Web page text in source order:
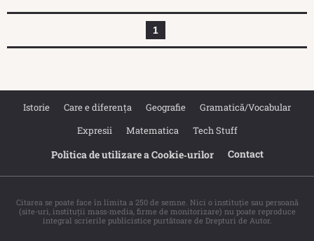
1
Istorie Care e diferența Geografie
Gramatică/Vocabular
Expresii
Matematica Tech Stuff
Politica de utilizare a Cookie‐urilor Contact
Citarea se poate face în limita a 250 de semne. Nici o instituţie sau persoană
(site-uri, instituţii mass-media, firme de monitorizare) nu poate reproduce
integral scrierile publicistice purtătoare de Drepturi de Autor.